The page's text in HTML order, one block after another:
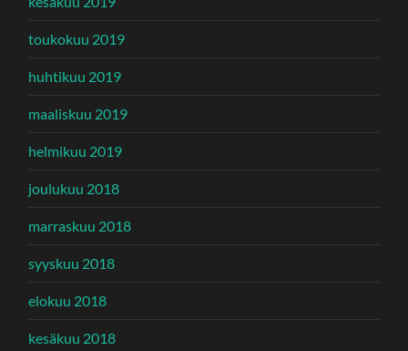
toukokuu 2019
huhtikuu 2019
maaliskuu 2019
helmikuu 2019
joulukuu 2018
marraskuu 2018
syyskuu 2018
elokuu 2018
kesäkuu 2018